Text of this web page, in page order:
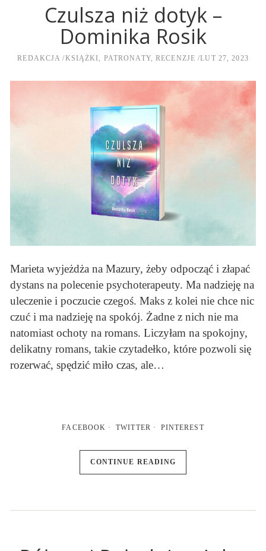
Czulsza niż dotyk –
Dominika Rosik
REDAKCJA KSIĄŻKI, PATRONATY, RECENZJE LUT 27, 2023
Marieta wyjeżdża na Mazury, żeby odpocząć i złapać
dystans na polecenie psychoterapeuty. Ma nadzieję na
uleczenie i poczucie czegoś. Maks z kolei nie chce nic
czuć i ma nadzieję na spokój. Żadne z nich nie ma
natomiast ochoty na romans. Liczyłam na spokojny,
delikatny romans, takie czytadełko, które pozwoli się
rozerwać, spędzić miło czas, ale…
FACEBOOK TWITTER PINTEREST
CONTINUE READING